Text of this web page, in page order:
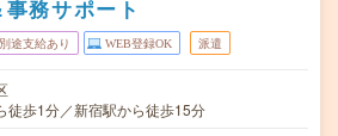
務サポート
途支給あり WEB登録OK 派遣
徒歩1分／新宿駅から徒歩15分